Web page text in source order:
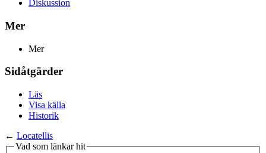
Diskussion
Mer
Mer
Sidåtgärder
Läs
Visa källa
Historik
← Locatellis
Vad som länkar hit